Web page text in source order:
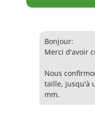
Bonjour:
Merci d'avoir
Nous
taille, jusqu'à
mm.